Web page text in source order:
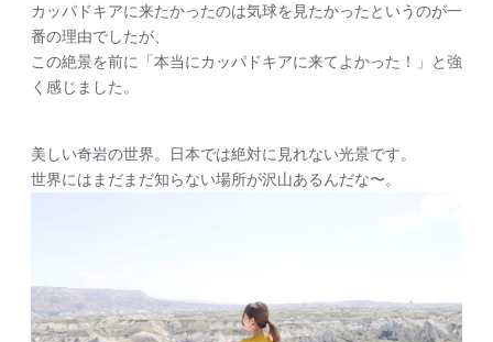
カッパドキアに来たかったのは気球を見たかったというのが一
番の理由でしたが、
この絶景を前に「本当にカッパドキアに来てよかった！」と強
く感じました。
美しい奇岩の世界。日本では絶対に見れない光景です。
世界にはまだまだ知らない場所が沢山あるんだな〜。